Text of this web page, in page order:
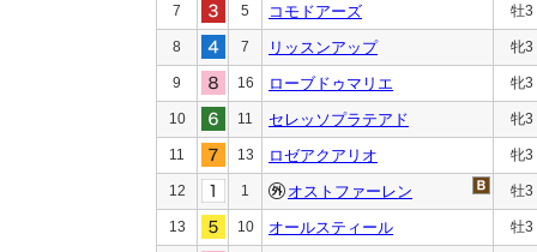
7 5 コモドアーズ 牡3
8 7 リッスンアップ 牝3
9 16 ローブドゥマリエ 牝3
10 11 セレッソプラテアド 牝3
11 13 ロゼアクアリオ 牝3
12 1 オストファーレン 牡3
13 10 オールスティール 牡3